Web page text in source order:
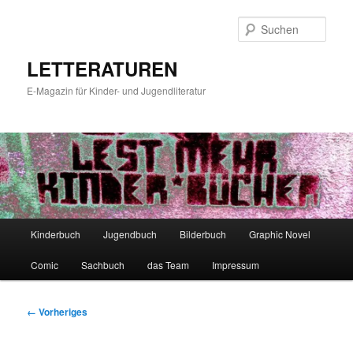
LETTERATUREN
E-Magazin für Kinder- und Jugendliteratur
Kinderbuch Jugendbuch Bilderbuch Graphic Novel
Comic Sachbuch das Team Impressum
Bilder-
← Vorheriges